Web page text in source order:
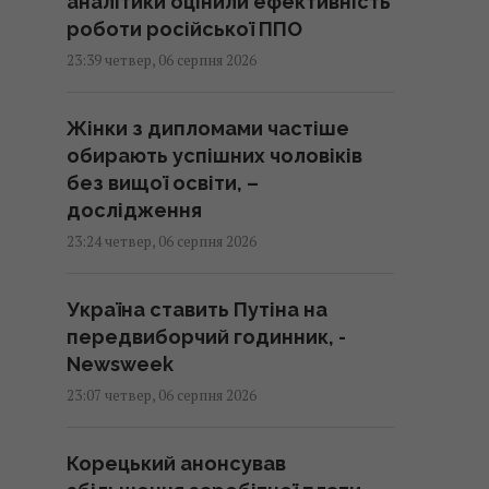
роботи російської ППО
23:39 четвер, 06 серпня 2026
Жінки з дипломами частіше
обирають успішних чоловіків
без вищої освіти, –
дослідження
23:24 четвер, 06 серпня 2026
Україна ставить Путіна на
передвиборчий годинник, -
Newsweek
23:07 четвер, 06 серпня 2026
Корецький анонсував